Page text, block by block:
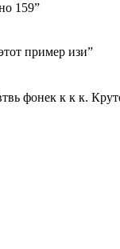
159”
пример изи”
фонек к к к.